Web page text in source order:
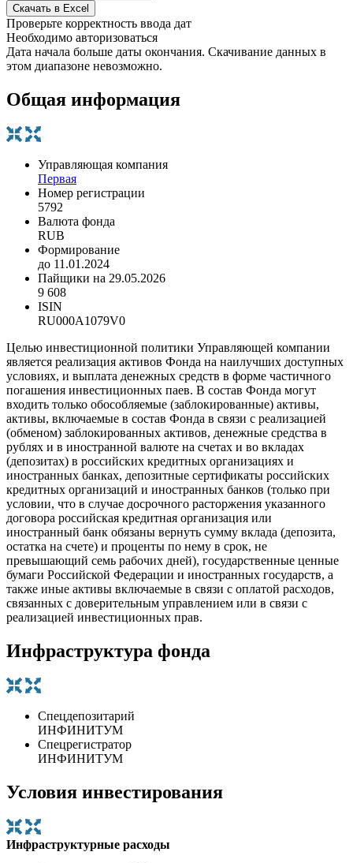
Проверьте корректность ввода дат
Необходимо авторизоваться
Дата начала больше даты окончания. Скачивание данных в
этом диапазоне невозможно.
Общая информация
Управляющая компания
Первая
Номер регистрации
5792
Валюта фонда
RUB
Формирование
до 11.01.2024
Пайщики на 29.05.2026
9 608
ISIN
RU000A1079V0
Целью инвестиционной политики Управляющей компании
является реализация активов Фонда на наилучших доступных
условиях, и выплата денежных средств в форме частичного
погашения инвестиционных паев. В состав Фонда могут
входить только обособляемые (заблокированные) активы,
активы, включаемые в состав Фонда в связи с реализацией
(обменом) заблокированных активов, денежные средства в
рублях и в иностранной валюте на счетах и во вкладах
(депозитах) в российских кредитных организациях и
иностранных банках, депозитные сертификаты российских
кредитных организаций и иностранных банков (только при
условии, что в случае досрочного расторжения указанного
договора российская кредитная организация или
иностранный банк обязаны вернуть сумму вклада (депозита,
остатка на счете) и проценты по нему в срок, не
превышающий семь рабочих дней), государственные ценные
бумаги Российской Федерации и иностранных государств, а
также иные активы включаемые в связи с оплатой расходов,
связанных с доверительным управлением или в связи с
реализацией инвестиционных прав.
Инфраструктура фонда
Спецдепозитарий
ИНФИНИТУМ
Спецрегистратор
ИНФИНИТУМ
Условия инвестирования
Инфраструктурные расходы